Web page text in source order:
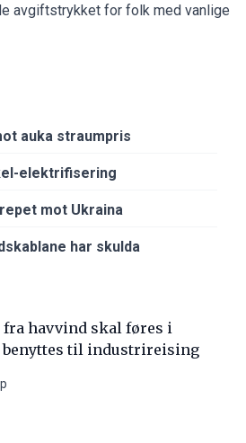
avgiftstrykket for folk med vanlige
auka straumpris
elektrifisering
mot Ukraina
har skulda
havvind skal føres i
benyttes til industrireising